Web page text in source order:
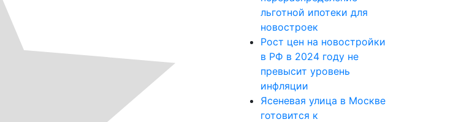
льготной ипотеки для
новостроек
Рост цен на новостройки
в РФ в 2024 году не
превысит уровень
инфляции
Ясеневая улица в Москве
готовится к